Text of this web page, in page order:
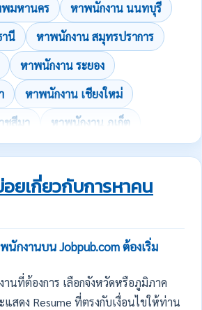
พมหานคร
หาพนักงาน นนทบุรี
นี
หาพนักงาน สมุทรปราการ
หาพนักงาน ระยอง
หาพนักงาน เชียงใหม่
ชสีมา
หาพนักงาน ภูเก็ต
ยเกี่ยวกับการหาคน
กงานบน Jobpub.com ต้องเริ่ม
านที่ต้องการ เลือกจังหวัดหรือภูมิภาค
สดง Resume ที่ตรงกับเงื่อนไขให้ท่าน